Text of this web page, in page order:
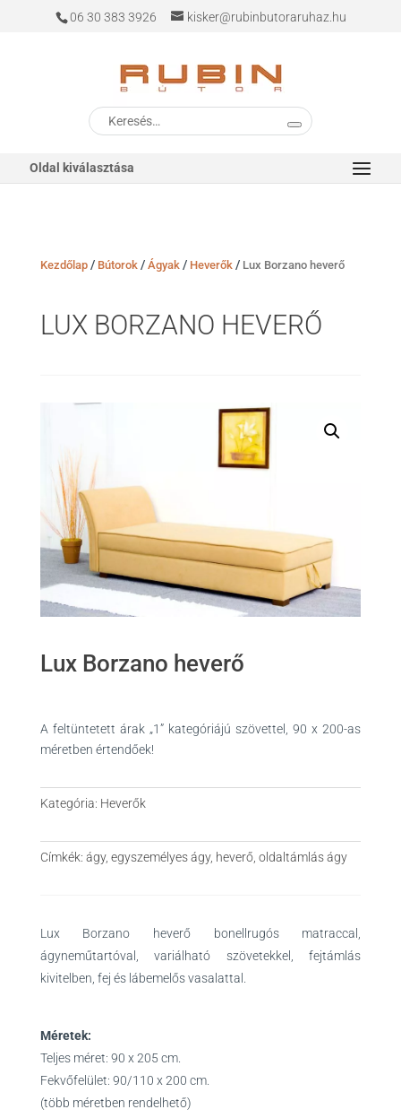
06 30 383 3926 kisker@rubinbutoraruhaz.hu
Keresés
a
Oldal kiválasztása
Kezdőlap/ Bútorok/ Ágyak/ Heverők/ Lux Borzano heverő
LUX BORZANO HEVERŐ
Lux Borzano heverő
A feltüntetett árak „1” kategóriájú szövettel, 90 x 200-as
méretben értendőek!
Kategória: Heverők
Címkék: ágy, egyszemélyes ágy, heverő, oldaltámlás ágy
Lux Borzano heverő bonellrugós matraccal,
ágyneműtartóval, variálható szövetekkel, fejtámlás
kivitelben, fej és lábemelős vasalattal.
Méretek:
Teljes méret: 90 x 205 cm.
Fekvőfelület: 90/110 x 200 cm.
(több méretben rendelhető)